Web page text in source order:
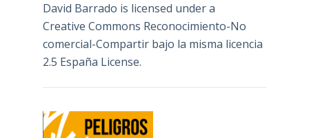
David Barrado is licensed under a
Creative Commons Reconocimiento-No
comercial-Compartir bajo la misma licencia
2.5 España License.